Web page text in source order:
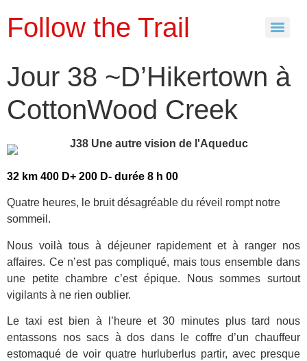
Follow the Trail
Jour 38 ~D’Hikertown à
CottonWood Creek
32 km 400 D+ 200 D- durée 8 h 00
Quatre heures, le bruit désagréable du réveil rompt notre
sommeil.
Nous voilà tous à déjeuner rapidement et à ranger nos
affaires. Ce n’est pas compliqué, mais tous ensemble dans
une petite chambre c’est épique. Nous sommes surtout
vigilants à ne rien oublier.
Le taxi est bien à l’heure et 30 minutes plus tard nous
entassons nos sacs à dos dans le coffre d’un chauffeur
estomaqué de voir quatre hurluberlus partir, avec presque